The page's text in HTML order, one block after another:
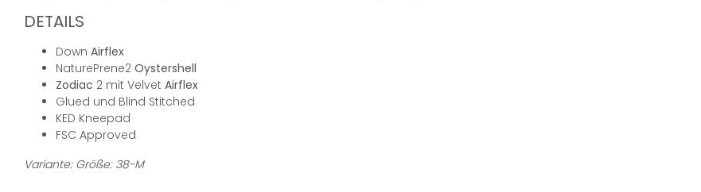
DETAILS
Down Airflex
NaturePrene2 Oystershell
Zodiac 2 mit Velvet Airflex
Glued und Blind Stitched
KED Kneepad
FSC Approved
Variante: Größe: 38-M